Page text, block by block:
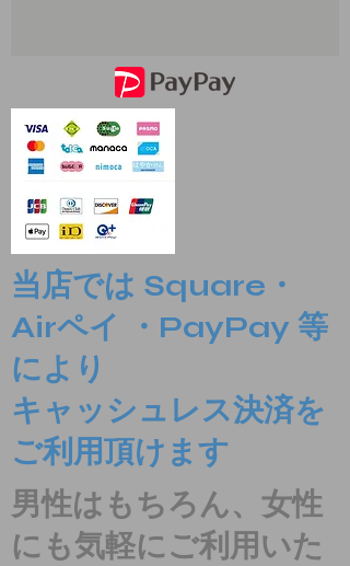
当店では Square・
Airペイ ・PayPay 等
により
​キャッシュレス決済を
ご利用頂けます
男性はもちろん、女性
にも気軽にご利用いた